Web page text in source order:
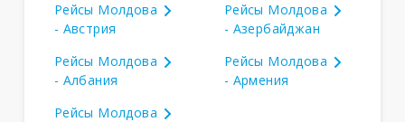
Рейсы Молдова
- Австрия
Рейсы Молдова
- Азербайджан
Рейсы Молдова
- Албания
Рейсы Молдова
- Армения
Рейсы Молдова